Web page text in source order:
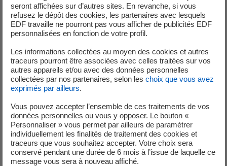
auprès de l’Autorité de Sureté Nucléaire (ASN) qui aurait du faire l’objet
d’une réparation sous 3 jours.
*le système DEG assure la production et l'alimentation en eau glacée
des batteries froides des circuits de ventilation du bâtiment électrique
du bâtiment combustible et du bâtiment réacteur
Mauvaise méthode de calcul utilisée lors de la vérification de la
disponibilité de matériel
Des essais de fonctionnement sont effectués quotidiennement pour
s'assurer du bon état des échangeurs RRI/SEC*. En fonction de la
configuration du réacteur, les tests varient. Lors d'une vérification, sur
l’unité de production n°1, il a été demandé aux équipes de la centrale
de justifier les calculs de puissance échangée. Après examen, il a été
seront affichées sur d’autres sites. En revanche, si vous
refusez le dépôt des cookies, les partenaires avec lesquels
EDF travaille ne pourront pas vous afficher de publicités EDF
personnalisées en fonction de votre profil.
Les informations collectées au moyen des cookies et autres
traceurs pourront être associées avec celles traitées sur vos
autres appareils et/ou avec des données personnelles
collectées par nos partenaires, selon les choix que vous avez
exprimés par ailleurs.
Vous pouvez accepter l’ensemble de ces traitements de vos
données personnelles ou vous y opposer. Le bouton «
Personnaliser » vous permet par ailleurs de paramétrer
individuellement les finalités de traitement des cookies et
traceurs que vous souhaitez accepter. Votre choix sera
conservé pendant une durée de 6 mois à l’issue de laquelle ce
message vous sera à nouveau affiché.